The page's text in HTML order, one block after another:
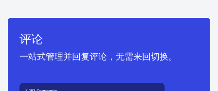
评论
一站式管理并回复评论，无需来回切换。